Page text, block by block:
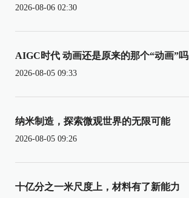
2026-08-06 02:30
AIGC时代 动画还是原来的那个“动画”吗
2026-08-05 09:33
纳米制造，探索微观世界的无限可能
2026-08-05 09:26
十亿分之一米尺度上，材料有了新能力